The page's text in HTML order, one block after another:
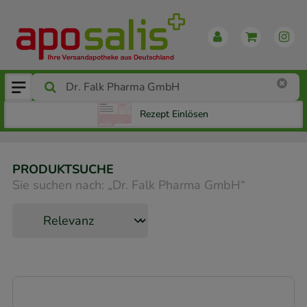
Rezept Einlösen
PRODUKTSUCHE
Sie suchen nach: „Dr. Falk Pharma GmbH“